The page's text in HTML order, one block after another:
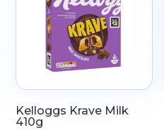
Kelloggs Krave Milk
410g